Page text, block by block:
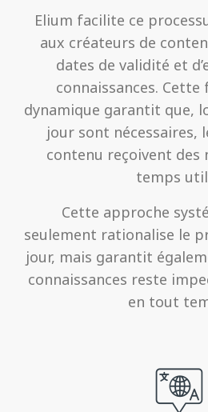
Elium facilite ce
aux créateurs de
dates de validité et
connaissances.
dynamique garantit que,
jour sont nécessaires,
contenu reçoivent des
temps
Cette approche
seulement rationalise le
jour, mais garantit
connaissances reste
en tout